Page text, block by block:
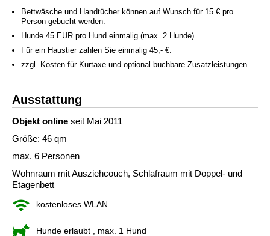
Bettwäsche und Handtücher können auf Wunsch für 15 € pro
Person gebucht werden.
Hunde 45 EUR pro Hund einmalig (max. 2 Hunde)
Für ein Haustier zahlen Sie einmalig 45,- €.
zzgl. Kosten für Kurtaxe und optional buchbare Zusatzleistungen
Ausstattung
Objekt online seit Mai 2011
Größe: 46 qm
max. 6 Personen
Wohnraum mit Ausziehcouch, Schlafraum mit Doppel- und
Etagenbett
kostenloses WLAN
Hunde erlaubt , max. 1 Hund